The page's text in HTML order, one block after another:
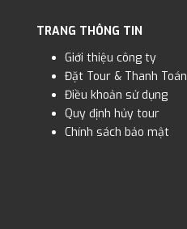
TRANG THÔNG TIN
Giới thiệu công ty
Đặt Tour & Thanh Toán
Điều khoản sử dụng
Quy định hủy tour
Chính sách bảo mật